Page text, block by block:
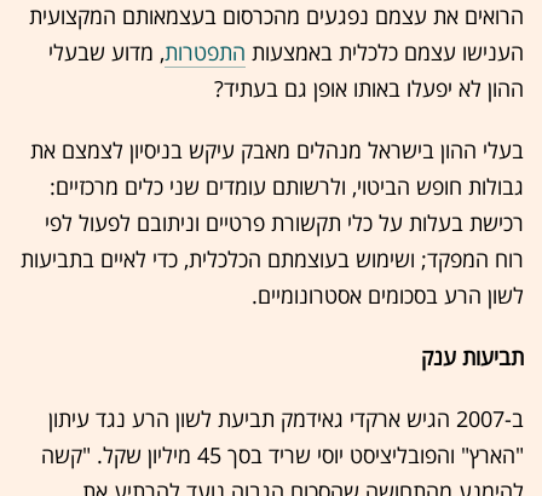
הרואים את עצמם נפגעים מהכרסום בעצמאותם המקצועית
הענישו עצמם כלכלית באמצעות התפטרות, מדוע שבעלי
ההון לא יפעלו באותו אופן גם בעתיד?
בעלי ההון בישראל מנהלים מאבק עיקש בניסיון לצמצם את
גבולות חופש הביטוי, ולרשותם עומדים שני כלים מרכזיים:
רכישת בעלות על כלי תקשורת פרטיים וניתובם לפעול לפי
רוח המפקד; ושימוש בעוצמתם הכלכלית, כדי לאיים בתביעות
לשון הרע בסכומים אסטרונומיים.
תביעות ענק
ב-2007 הגיש ארקדי גאידמק תביעת לשון הרע נגד עיתון
"הארץ" והפובליציסט יוסי שריד בסך 45 מיליון שקל. "קשה